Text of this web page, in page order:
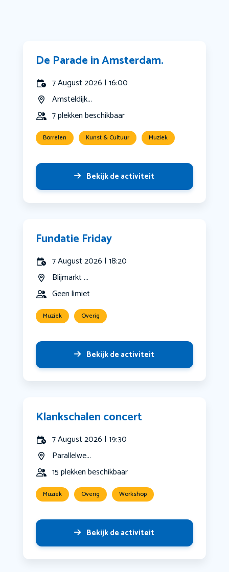
De Parade in Amsterdam.
7 August 2026 | 16:00
Amsteldijk...
7 plekken beschikbaar
Borrelen Kunst & Cultuur Muziek
Bekijk de activiteit
Fundatie Friday
7 August 2026 | 18:20
Blijmarkt ...
Geen limiet
Muziek Overig
Bekijk de activiteit
Klankschalen concert
7 August 2026 | 19:30
Parallelwe...
15 plekken beschikbaar
Muziek Overig Workshop
Bekijk de activiteit